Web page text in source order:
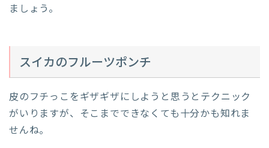
ましょう。
スイカのフルーツポンチ
皮のフチっこをギザギザにしようと思うとテクニック
がいりますが、そこまでできなくても十分かも知れま
せんね。